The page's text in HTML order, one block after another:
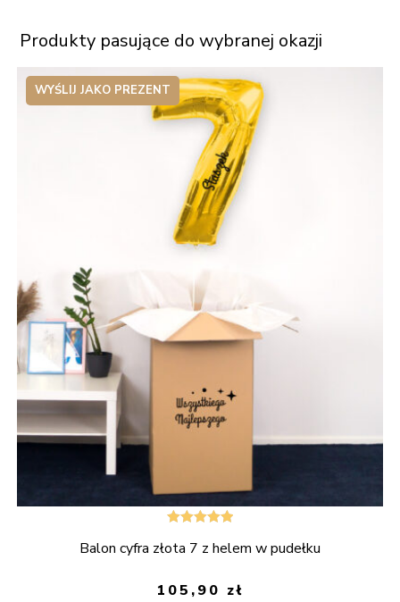
Produkty pasujące do wybranej okazji
WYŚLIJ JAKO PREZENT
5.00
na 5
Balon cyfra złota 7 z helem w pudełku
105,90 zł